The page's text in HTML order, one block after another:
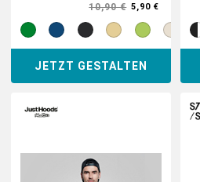
10,90 € 5,90 €
JETZT GESTALTEN